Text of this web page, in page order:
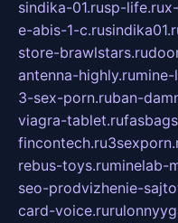
sindika-01.rusp-life.ru
e-abis-1-c.ru
store-brawlstars.ru
antenna-highly.ru
3-sex-porn.ruban-
viagra-tablet.ru
fincontech.ru
rebus-toys.ruminelab-
seo-prodvizhenie-
card-voice.ru